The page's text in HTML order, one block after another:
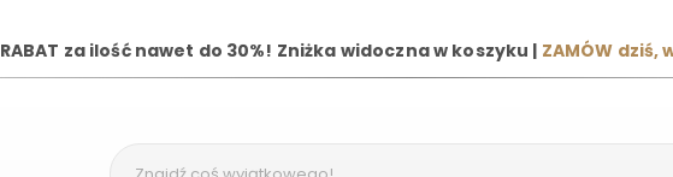
RABAT za ilość nawet do 30%! Zniżka widoczna w koszyku | ZAMÓW dziś,